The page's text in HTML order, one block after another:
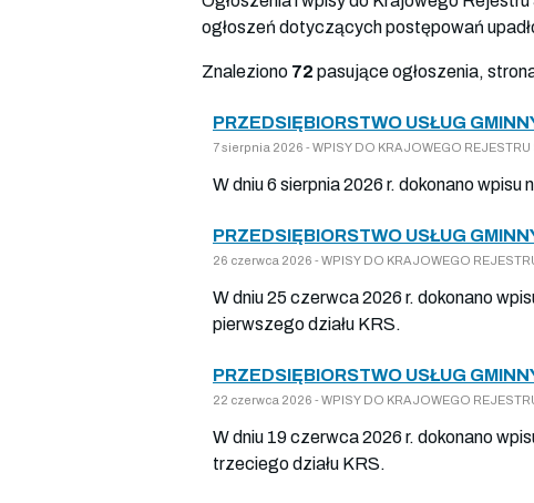
ogłoszeń dotyczących postępowań
Znaleziono 72 pasujące ogłoszenia,
PRZEDSIĘBIORSTWO USŁUG
7 sierpnia 2026 - WPISY DO KRAJOWEGO
W dniu 6 sierpnia 2026 r. dokonano
PRZEDSIĘBIORSTWO USŁUG
26 czerwca 2026 - WPISY DO KRAJOWEGO
W dniu 25 czerwca 2026 r. dokonano
pierwszego działu KRS.
PRZEDSIĘBIORSTWO USŁUG
22 czerwca 2026 - WPISY DO KRAJOWEGO
W dniu 19 czerwca 2026 r. dokonano
trzeciego działu KRS.